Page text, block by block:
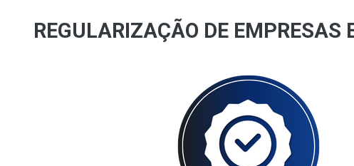
REGULARIZAÇÃO DE EMPRESAS